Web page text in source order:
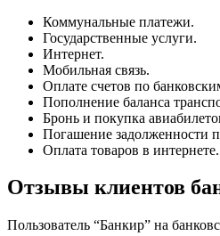
Коммунальные платежи.
Государственные услуги.
Интернет.
Мобильная связь.
Оплате счетов по
Пополнение баланса
Бронь и покупка
Погашение задолженности
Оплата товаров в интернете.
Отзывы клиентов
Пользователь “Банкир” на